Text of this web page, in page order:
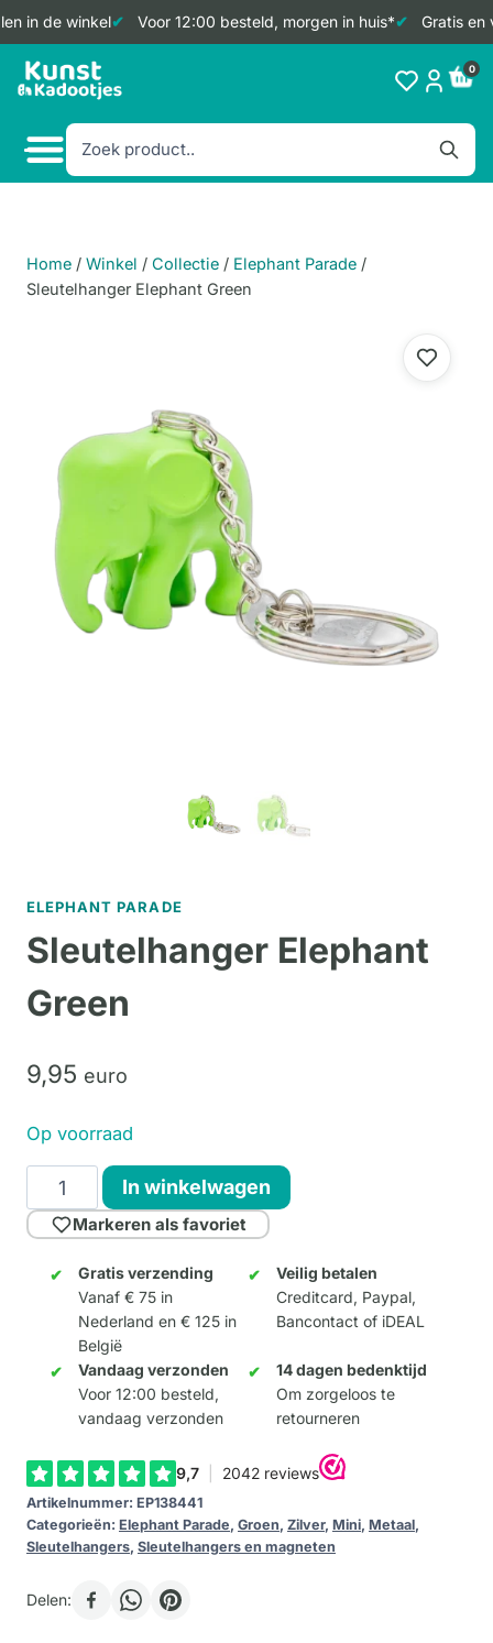
in de winkel Voor 12:00 besteld, morgen in huis* Gratis en
Doorgaan
naar
0
Home / Winkel / Collectie / Elephant Parade /
Sleutelhanger Elephant Green
ELEPHANT PARADE
Sleutelhanger Elephant
Green
9,95 euro
Op voorraad
Sleutelhanger
Elephant
Green
aantal
In winkelwagen
Markeren als favoriet
Gratis verzending
Vanaf € 75 in
Nederland en € 125 in
België
Veilig betalen
Creditcard, Paypal,
Bancontact of iDEAL
Vandaag verzonden
Voor 12:00 besteld,
vandaag verzonden
14 dagen bedenktijd
Om zorgeloos te
retourneren
Artikelnummer: EP138441
Categorieën: Elephant Parade, Groen, Zilver, Mini, Metaal,
Sleutelhangers, Sleutelhangers en magneten
Delen: